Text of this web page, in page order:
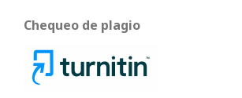
Chequeo de plagio